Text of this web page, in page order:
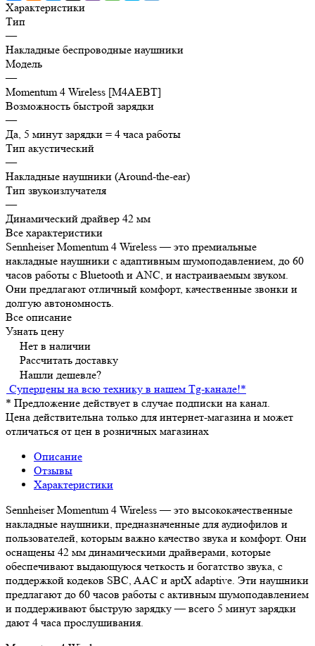
Характеристики
Тип
—
Накладные беспроводные наушники
Модель
—
Momentum 4 Wireless [M4AEBT]
Возможность быстрой зарядки
—
Да, 5 минут зарядки = 4 часа работы
Тип акустический
—
Накладные наушники (Around-the-ear)
Тип звукоизлучателя
—
Динамический драйвер 42 мм
Все характеристики
Sennheiser Momentum 4 Wireless — это премиальные
накладные наушники с адаптивным шумоподавлением, до 60
часов работы с Bluetooth и ANC, и настраиваемым звуком.
Они предлагают отличный комфорт, качественные звонки и
долгую автономность.
Все описание
Узнать цену
Нет в наличии
Рассчитать доставку
Нашли дешевле?
Суперцены на всю технику в нашем Tg-канале!*
* Предложение действует в случае подписки на канал.
Цена действительна только для интернет-магазина и может
отличаться от цен в розничных магазинах
Описание
Отзывы
Характеристики
Sennheiser Momentum 4 Wireless — это высококачественные
накладные наушники, предназначенные для аудиофилов и
пользователей, которым важно качество звука и комфорт. Они
оснащены 42 мм динамическими драйверами, которые
обеспечивают выдающуюся четкость и богатство звука, с
поддержкой кодеков SBC, AAC и aptX adaptive. Эти наушники
предлагают до 60 часов работы с активным шумоподавлением
и поддерживают быструю зарядку — всего 5 минут зарядки
дают 4 часа прослушивания.